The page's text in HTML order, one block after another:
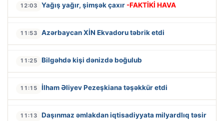
12:03 Yağış yağır, şimşək çaxır -FAKTİKİ HAVA
11:53 Azərbaycan XİN Ekvadoru təbrik etdi
11:25 Bilgəhdə kişi dənizdə boğulub
11:15 İlham Əliyev Pezeşkiana təşəkkür etdi
11:13
Daşınmaz əmlakdan iqtisadiyyata milyardlıq təsir